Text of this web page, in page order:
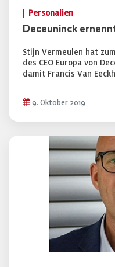
Personalien
Deceuninck
Stijn Vermeulen hat
des CEO Europa von
damit Francis Van
9. Oktober 2019